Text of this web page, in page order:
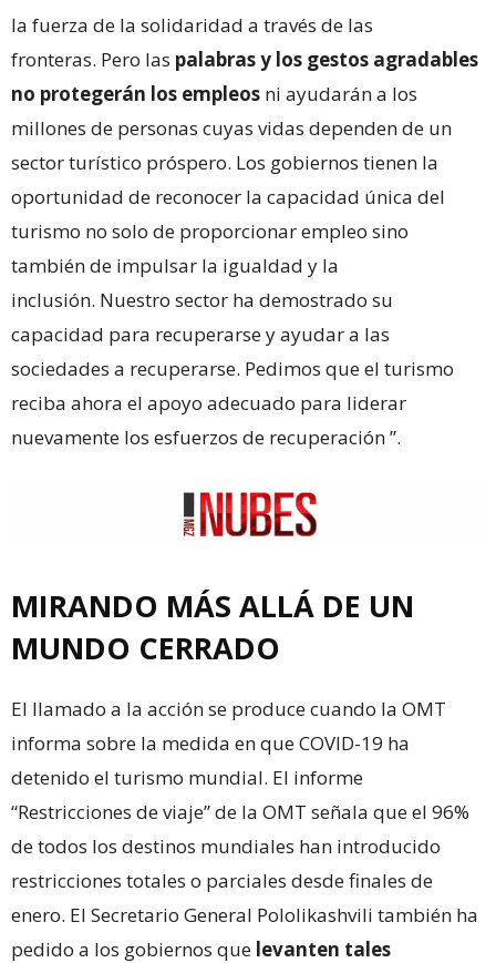
la fuerza de la solidaridad a través de las
fronteras. Pero las palabras y los gestos agradables
no protegerán los empleos ni ayudarán a los
millones de personas cuyas vidas dependen de un
sector turístico próspero. Los gobiernos tienen la
oportunidad de reconocer la capacidad única del
turismo no solo de proporcionar empleo sino
también de impulsar la igualdad y la
inclusión. Nuestro sector ha demostrado su
capacidad para recuperarse y ayudar a las
sociedades a recuperarse. Pedimos que el turismo
reciba ahora el apoyo adecuado para liderar
nuevamente los esfuerzos de recuperación ”.
MIRANDO MÁS ALLÁ DE UN
MUNDO CERRADO
El llamado a la acción se produce cuando la OMT
informa sobre la medida en que COVID-19 ha
detenido el turismo mundial. El informe
“Restricciones de viaje” de la OMT señala que el 96%
de todos los destinos mundiales han introducido
restricciones totales o parciales desde finales de
enero. El Secretario General Pololikashvili también ha
pedido a los gobiernos que levanten tales